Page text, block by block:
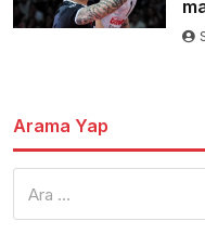
Arama Yap